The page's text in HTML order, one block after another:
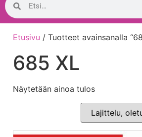
Etusivu / Tuotteet avainsanalla
685 XL
Näytetään ainoa tulos